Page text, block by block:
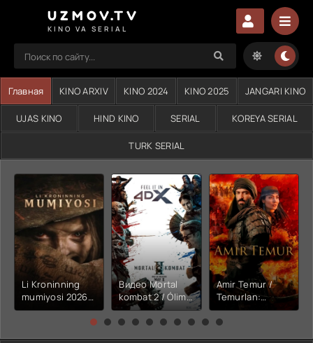
UZMOV.TV
KINO VA SERIAL
Главная KINO ARXIV KINO 2024 KINO 2025 JANGARI KINO
UJAS KINO HIND KINO SERIAL KOREYA SERIAL
TURK SERIAL
Li Kroninning
mumiyosi 2026
(uzbek tilida
kino) tarjima HD
Видео Mortal
kombat 2 / Ólim
jangi 2 (2026)
Uzbek tilida
Amir Temur /
Temurlan:
Fathchining
yuksalishi